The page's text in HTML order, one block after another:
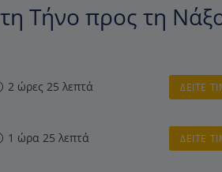
Τήνο προς τη
2 ώρες 25 λεπτά ΔΕΙΤΕ
1 ώρα 25 λεπτά ΔΕΙΤΕ